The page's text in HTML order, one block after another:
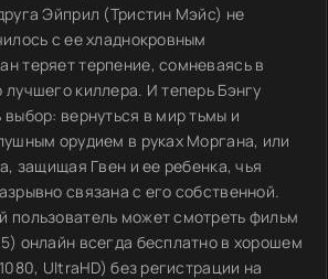
Эйприл (Тристин Мэйс) не
с ее хладнокровным
теряет терпение, сомневаясь в
лучшего киллера. И теперь Бэнгу
выбор: вернуться в мир тьмы и
орудием в руках Моргана, или
защищая Гвен и ее ребенка, чья
связана с его собственной.
пользователь может смотреть фильм
онлайн всегда бесплатно в хорошем
UltraHD) без регистрации на